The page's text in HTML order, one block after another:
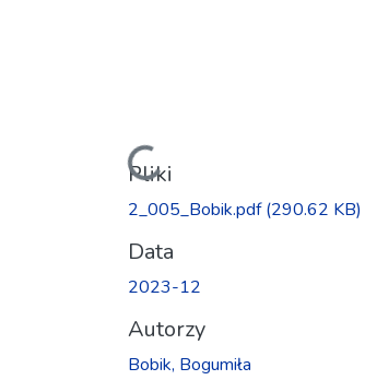
Ładowanie...
Pliki
2_005_Bobik.pdf(290.62 KB)
Data
2023-12
Autorzy
Bobik, Bogumiła